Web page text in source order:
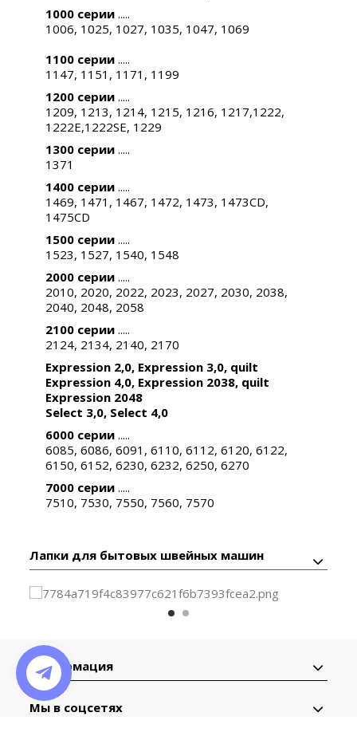
1000 серии .....
1006, 1025, 1027, 1035, 1047, 1069
1100 серии .....
1147, 1151, 1171, 1199
1200 серии .....
1209, 1213, 1214, 1215, 1216, 1217,1222,
1222E,1222SE, 1229
1300 серии .....
1371
1400 серии .....
1469, 1471, 1467, 1472, 1473, 1473CD,
1475CD
1500 серии .....
1523, 1527, 1540, 1548
2000 серии .....
2010, 2020, 2022, 2023, 2027, 2030, 2038,
2040, 2048, 2058
2100 серии .....
2124, 2134, 2140, 2170
Expression 2,0, Expression 3,0, quilt
Expression 4,0, Expression 2038, quilt
Expression 2048
Select 3,0, Select 4,0
6000 серии .....
6085, 6086, 6091, 6110, 6112, 6120, 6122,
6150, 6152, 6230, 6232, 6250, 6270
7000 серии .....
7510, 7530, 7550, 7560, 7570
Лапки для бытовых швейных машин
Информация
Мы в соцсетях